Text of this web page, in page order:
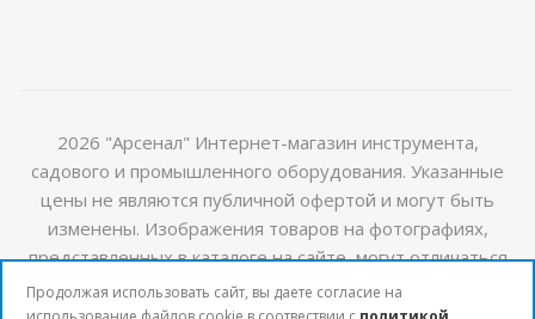
2026 "Арсенал" Интернет-магазин инструмента,
садового и промышленного оборудования. Указанные
цены не являются публичной офертой и могут быть
изменены. Изображения товаров на фотографиях,
представленных в каталоге на сайте, могут отличаться
от оригиналов. Актуальную информацию о стоимости и
наличии товаров можно получить у наших менеджеров
Продолжая использовать сайт, вы даете согласие на